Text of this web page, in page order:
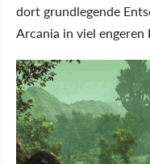
dort grundlegende
Arcania in viel engeren